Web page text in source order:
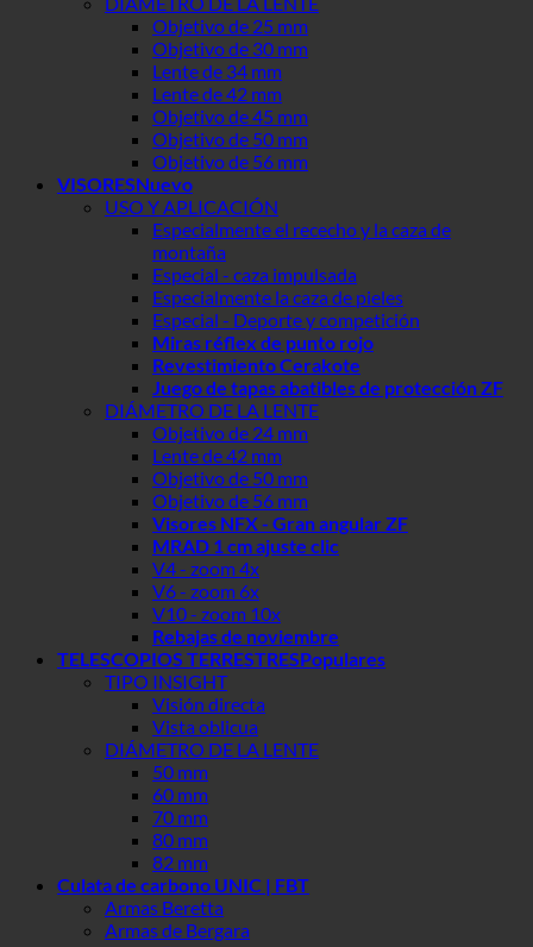
Objetivo de 25 mm
Objetivo de 30 mm
Lente de 34 mm
Lente de 42 mm
Objetivo de 45 mm
Objetivo de 50 mm
Objetivo de 56 mm
VISORES
USO Y APLICACIÓN
Especialmente el rececho y la caza de
montaña
Especial - caza impulsada
Especialmente la caza de pieles
Especial - Deporte y competición
Miras réflex de punto rojo
Revestimiento Cerakote
Juego de tapas abatibles de protección ZF
DIÁMETRO DE LA LENTE
Objetivo de 24 mm
Lente de 42 mm
Objetivo de 50 mm
Objetivo de 56 mm
Visores NFX - Gran angular ZF
MRAD 1 cm ajuste clic
V4 - zoom 4x
V6 - zoom 6x
V10 - zoom 10x
Rebajas de noviembre
TELESCOPIOS TERRESTRES
TIPO INSIGHT
Visión directa
Vista oblicua
DIÁMETRO DE LA LENTE
50 mm
60 mm
70 mm
80 mm
82 mm
Culata de carbono UNIC | FBT
Armas Beretta
Armas de Bergara